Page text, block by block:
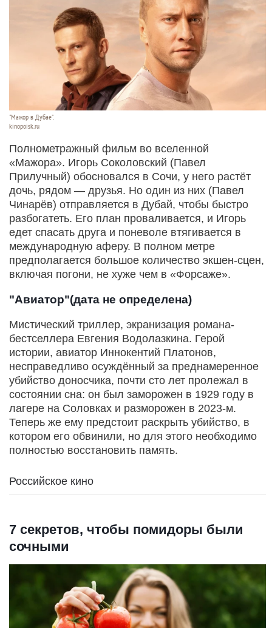
"Мажор в Дубае".
kinopoisk.ru
Полнометражный фильм во вселенной
«Мажора». Игорь Соколовский (Павел
Прилучный) обосновался в Сочи, у него растёт
дочь, рядом — друзья. Но один из них (Павел
Чинарёв) отправляется в Дубай, чтобы быстро
разбогатеть. Его план проваливается, и Игорь
едет спасать друга и поневоле втягивается в
международную аферу. В полном метре
предполагается большое количество экшен-сцен,
включая погони, не хуже чем в «Форсаже».
"Авиатор"(дата не определена)
Мистический триллер, экранизация романа-
бестселлера Евгения Водолазкина. Герой
истории, авиатор Иннокентий Платонов,
несправедливо осуждённый за преднамеренное
убийство доносчика, почти сто лет пролежал в
состоянии сна: он был заморожен в 1929 году в
лагере на Соловках и разморожен в 2023-м.
Теперь же ему предстоит раскрыть убийство, в
котором его обвинили, но для этого необходимо
полностью восстановить память.
Российское кино
7 секретов, чтобы помидоры были
сочными